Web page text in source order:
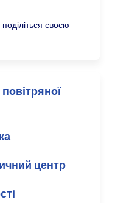
своєю
центр